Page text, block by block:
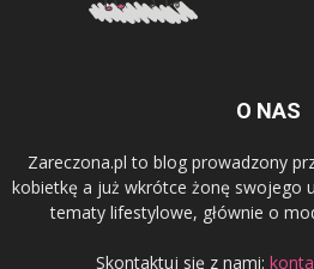
O NAS
Zareczona.pl to blog prowadzony
kobietkę a już wkrótce żonę swojego
tematy lifestylowe, głównie o
Skontaktuj się z nami: